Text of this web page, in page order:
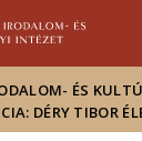
Hírek
ELTE a
sajtóban
ÉS
DÉRY TIBOR